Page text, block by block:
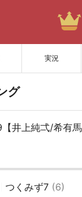
実況
サイトを更新
グ
井上純弌/希有馬
つくみず7 (6)